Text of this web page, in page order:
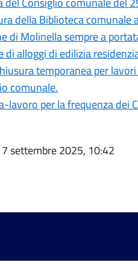
della Biblioteca comunale
di Molinella sempre a
alloggi di edilizia
temporanea per
comunale.
lavoro per la frequenza dei
settembre 2025, 10:42